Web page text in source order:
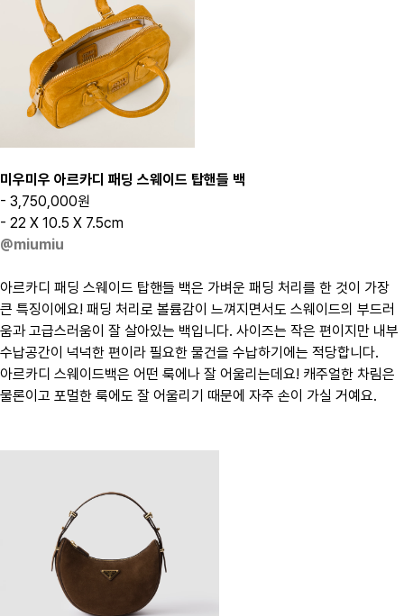
미우미우 아르카디 패딩 스웨이드 탑핸들 백
- 3,750,000원
- 22 X 10.5 X 7.5cm
@miumiu
아르카디 패딩 스웨이드 탑핸들 백은 가벼운 패딩 처리를 한 것이 가장
큰 특징이에요! 패딩 처리로 볼륨감이 느껴지면서도 스웨이드의 부드러
움과 고급스러움이 잘 살아있는 백입니다. 사이즈는 작은 편이지만 내부
수납공간이 넉넉한 편이라 필요한 물건을 수납하기에는 적당합니다.
아르카디 스웨이드백은 어떤 룩에나 잘 어울리는데요! 캐주얼한 차림은
물론이고 포멀한 룩에도 잘 어울리기 때문에 자주 손이 가실 거예요.